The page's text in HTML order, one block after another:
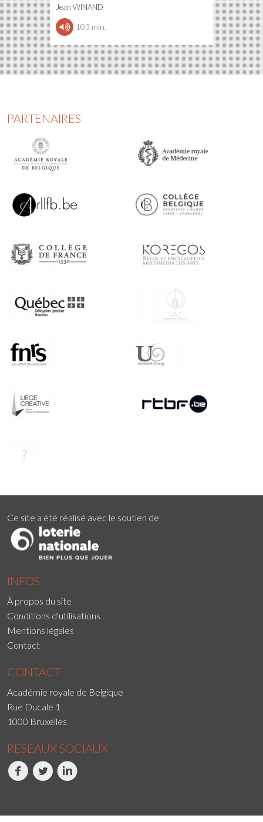
Jean WINAND
103 min.
PARTENAIRES
Ce site a été réalisé avec le soutien de
INFOS
À propos du site
Conditions d'utilisations
Mentions légales
Contact
CONTACT
Académie royale de Belgique
Rue Ducale 1
1000 Bruxelles
RÉSEAUX SOCIAUX